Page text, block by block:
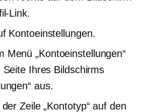
Link.
Kontoeinstellungen.
Menü „Kontoeinstellungen“
Ihres Bildschirms
aus.
Zeile „Kontotyp“ auf den